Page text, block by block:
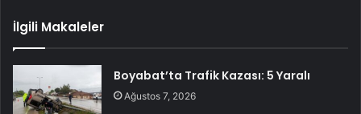
İlgili Makaleler
Boyabat’ta Trafik Kazası: 5 Yaralı
Ağustos 7, 2026